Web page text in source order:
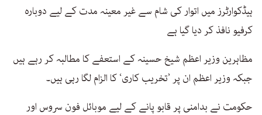
ہیڈکوارٹرز میں اتوار کی شام سے غیر معینہ مدت کے لیے دوبارہ
کرفیو نافذ کر دیا گیا ہے
مظاہرین وزیر اعظم شیخ حسینہ کے استعفے کا مطالبہ کر رہے ہیں
جبکہ وزیر اعظم ان پر ’تخریب کاری‘ کا الزام لگا رہی ہیں۔
حکومت نے بدامنی پر قابو پانے کے لیے موبائل فون سروس اور